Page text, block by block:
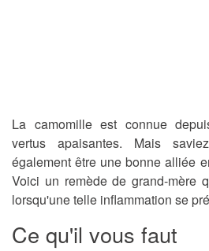
La camomille est connue
vertus apaisantes. Mais
également être une bonne alliée
Voici un remède de grand-mère
lorsqu'une telle inflammation se
Ce qu'il vous faut